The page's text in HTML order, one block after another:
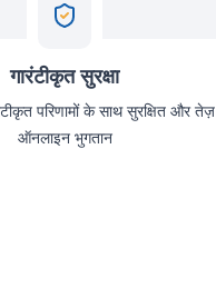
गारंटीकृत सुरक्षा
परिणामों के साथ सुरक्षित और तेज़
ऑनलाइन भुगतान